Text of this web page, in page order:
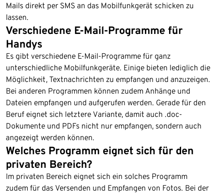
Mails direkt per SMS an das Mobilfunkgerät schicken zu
lassen.
Verschiedene E-Mail-Programme für
Handys
Es gibt verschiedene E-Mail-Programme für ganz
unterschiedliche Mobilfunkgeräte. Einige bieten lediglich die
Möglichkeit, Textnachrichten zu empfangen und anzuzeigen.
Bei anderen Programmen können zudem Anhänge und
Dateien empfangen und aufgerufen werden. Gerade für den
Beruf eignet sich letztere Variante, damit auch .doc-
Dokumente und PDFs nicht nur empfangen, sondern auch
angezeigt werden können.
Welches Programm eignet sich für den
privaten Bereich?
Im privaten Bereich eignet sich ein solches Programm
zudem für das Versenden und Empfangen von Fotos. Bei der